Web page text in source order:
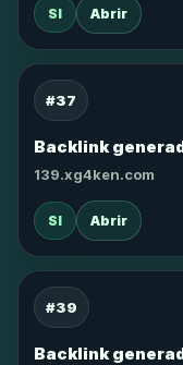
SI Abrir
#37
Backlink
139.xg4ken.com
SI Abrir
#39
Backlink